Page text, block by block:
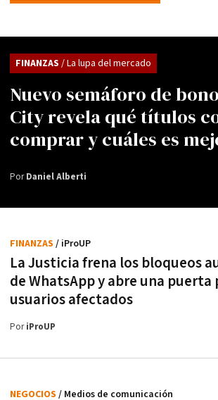
Nuevo semáforo de
City revela qué títulos
comprar y cuáles es
FINANZAS / La lupa del mercado
PorDaniel Alberti
La Justicia frena los bloqueos
de WhatsApp y abre una puerta
usuarios afectados
FINANZAS / iProUP
PoriProUP
NEGOCIOS / Medios de comunicación